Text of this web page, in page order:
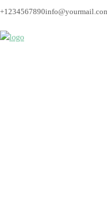
+1234567890